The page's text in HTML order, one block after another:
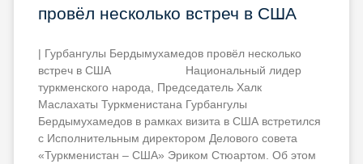
провёл несколько встреч в США
| Гурбангулы Бердымухамедов провёл несколько
встреч в США Национальный лидер
туркменского народа, Председатель Халк
Маслахаты Туркменистана Гурбангулы
Бердымухамедов в рамках визита в США встретился
с Исполнительным директором Делового совета
«Туркменистан – США» Эриком Стюартом. Об этом